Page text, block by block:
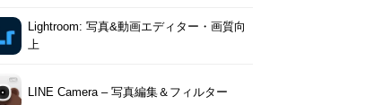
Lightroom: 写真&動画エディター・画質向
上
LINE Camera – 写真編集＆フィルター